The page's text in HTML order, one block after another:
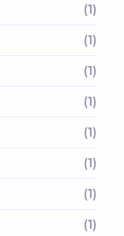
(1)
(1)
(1)
(1)
(1)
(1)
(1)
(1)